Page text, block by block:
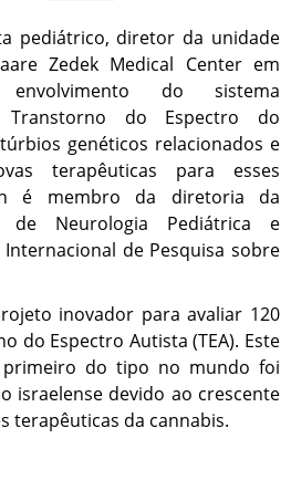
pediátrico, diretor da unidade
Zedek Medical Center em
do sistema
Transtorno do Espectro do
genéticos relacionados e
terapêuticas para esses
é membro da diretoria da
de Neurologia Pediátrica e
de Pesquisa sobre
inovador para avaliar 120
do Espectro Autista (TEA). Este
do tipo no mundo foi
israelense devido ao crescente
terapêuticas da cannabis.